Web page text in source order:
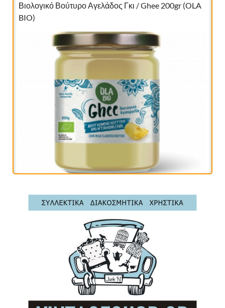
Βιολογικό Βούτυρο Αγελάδος Γκι / Ghee 200gr (OLA
BIO)